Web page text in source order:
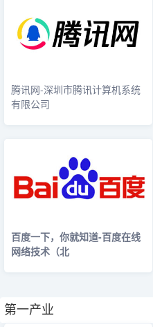
腾讯网-深圳市腾讯计算机系统
有限公司
百度一下，你就知道-百度在线
网络技术（北
第一产业